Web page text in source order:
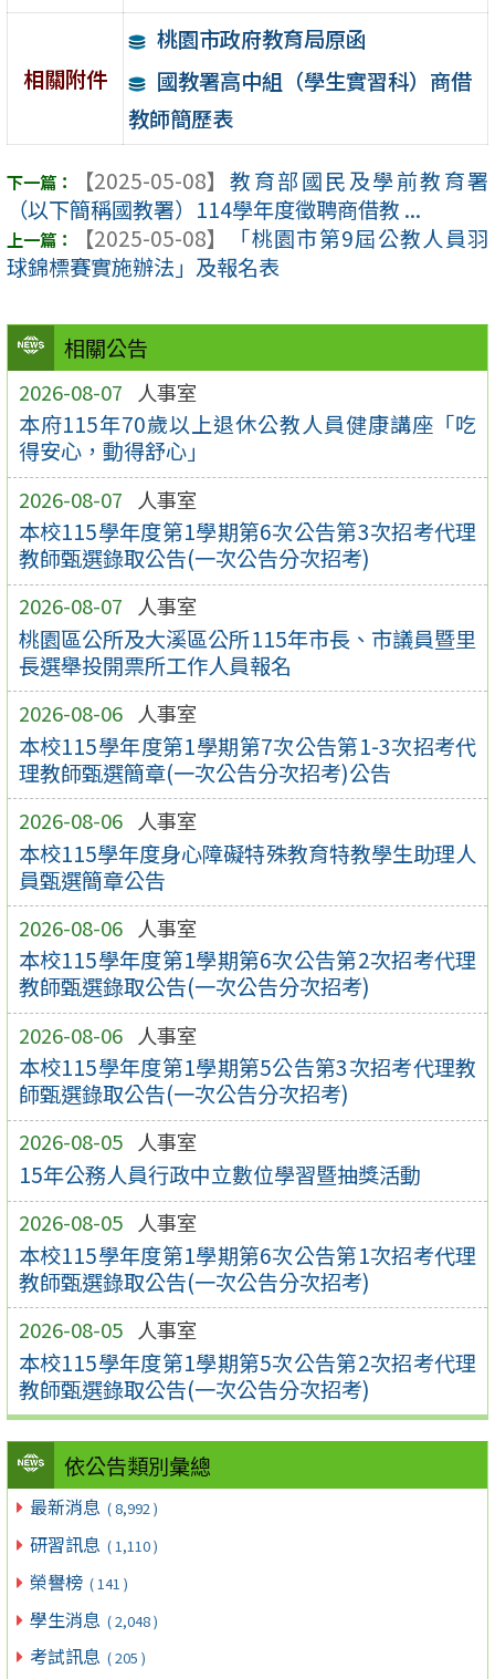
相關公告
2026-08-07 人事室
本府115年70歲以上退休公教人員健康講座「吃
得安心，動得舒心」
2026-08-07 人事室
本校115學年度第1學期第6次公告第3次招考代理
教師甄選錄取公告(一次公告分次招考)
2026-08-07 人事室
桃園區公所及大溪區公所115年市長、市議員暨里
長選舉投開票所工作人員報名
2026-08-06 人事室
本校115學年度第1學期第7次公告第1-3次招考代
理教師甄選簡章(一次公告分次招考)公告
2026-08-06 人事室
本校115學年度身心障礙特殊教育特教學生助理人
員甄選簡章公告
2026-08-06 人事室
本校115學年度第1學期第6次公告第2次招考代理
教師甄選錄取公告(一次公告分次招考)
2026-08-06 人事室
本校115學年度第1學期第5公告第3次招考代理教
師甄選錄取公告(一次公告分次招考)
2026-08-05 人事室
15年公務人員行政中立數位學習暨抽獎活動
2026-08-05 人事室
本校115學年度第1學期第6次公告第1次招考代理
教師甄選錄取公告(一次公告分次招考)
2026-08-05 人事室
本校115學年度第1學期第5次公告第2次招考代理
教師甄選錄取公告(一次公告分次招考)
依公告類別彙總
最新消息 ( 8,992 )
研習訊息 ( 1,110 )
榮譽榜 ( 141 )
學生消息 ( 2,048 )
考試訊息 ( 205 )
相關附件
桃園市政府教育局原函
國教署高中組（學生實習科）商借
教師簡歷表
【2025-05-08】 教育部國民及學前教育署
（以下簡稱國教署）114學年度徵聘商借教 ...
【2025-05-08】
「桃園市第9屆公教人員羽
球錦標賽實施辦法」及報名表